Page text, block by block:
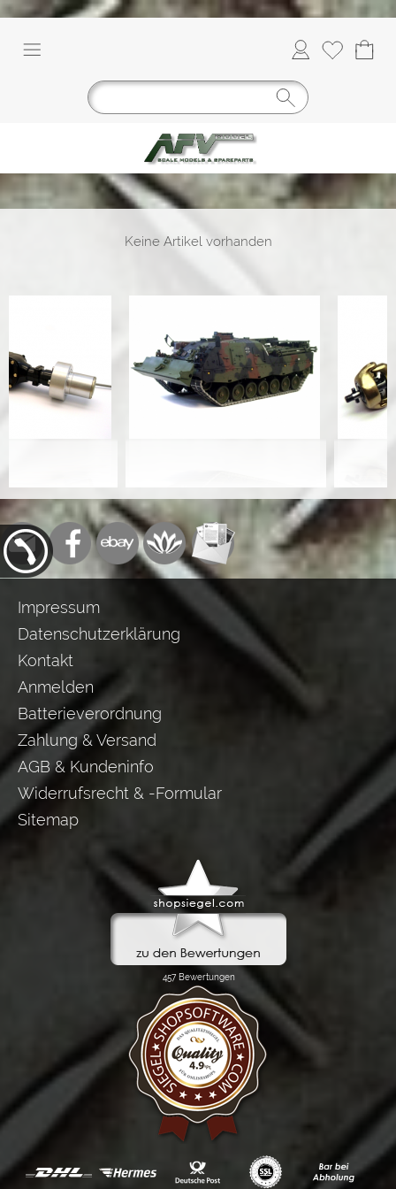
Keine Artikel vorhanden
Impressum
Datenschutzerklärung
Kontakt
Anmelden
Batterieverordnung
Zahlung & Versand
AGB & Kundeninfo
Widerrufsrecht & -Formular
Sitemap